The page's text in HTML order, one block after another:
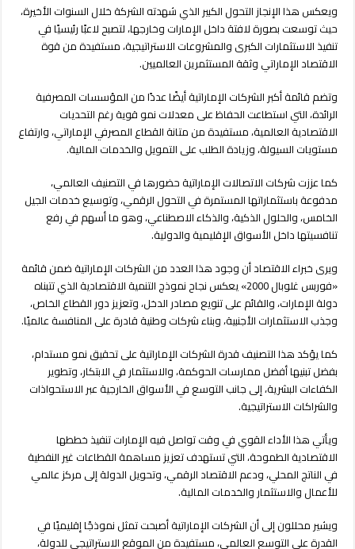
ويعكس هذا الإنجاز التحول الكبير الذي شهدته الشركة خلال السنوات الأخيرة،
حيث توسعت بصورة لافتة داخل الإمارات وخارجها، لتصبح لاعبًا رئيسيًا في
تنفيذ الاستثمارات الكبرى والمشروعات الاستراتيجية، مستفيدة من قوة
الاقتصاد الإماراتي وثقة المستثمرين العالميين.
وتضم قائمة أكبر الشركات الإماراتية أيضًا عددًا من المؤسسات المصرفية
الرائدة، التي استطاعت الحفاظ على معدلات نمو قوية رغم التحديات
الاقتصادية العالمية، مستفيدة من متانة القطاع المصرفي الإماراتي، وارتفاع
مستويات السيولة، وزيادة الطلب على التمويل والخدمات المالية.
كما عززت شركات الاتصالات الإماراتية حضورها في التصنيف العالمي،
مدفوعة باستثماراتها المستمرة في التحول الرقمي، وتوسيع خدمات الجيل
الخامس، والحلول الذكية، والذكاء الاصطناعي، وهو ما أسهم في رفع
تنافسيتها داخل الأسواق الإقليمية والدولية.
ويرى خبراء الاقتصاد أن وجود هذا العدد من الشركات الإماراتية ضمن قائمة
«فوربس غلوبال 2000» يعكس نجاح نموذج التنمية الاقتصادية الذي تتبناه
دولة الإمارات، والقائم على تنويع مصادر الدخل، وتعزيز دور القطاع الخاص،
وجذب الاستثمارات الأجنبية، وبناء شركات وطنية قادرة على المنافسة عالميًا.
كما يؤكد هذا التصنيف قدرة الشركات الإماراتية على تحقيق نمو مستدام،
بفضل تبنيها أفضل ممارسات الحوكمة، والاستثمار في الابتكار، وتطوير
الكفاءات البشرية، إلى جانب التوسع في الأسواق الخارجية عبر الاستحواذات
والشراكات الاستراتيجية.
ويأتي هذا الأداء القوي في وقت تواصل فيه الإمارات تنفيذ خططها
الاقتصادية الطموحة، التي تستهدف تعزيز مساهمة القطاعات غير النفطية
في الناتج المحلي، ودعم الاقتصاد الرقمي، وتحويل الدولة إلى مركز عالمي
للأعمال والاستثمار والخدمات المالية.
ويشير محللون إلى أن الشركات الإماراتية أصبحت تمثل نموذجًا إقليميًا في
القدرة على التوسع العالمي، مستفيدة من الموقع الاستراتيجي للدولة،